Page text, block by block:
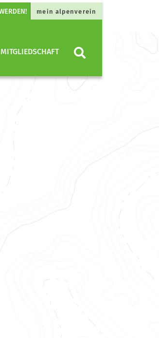
mein alpenverein
MITGLIEDSCHAFT